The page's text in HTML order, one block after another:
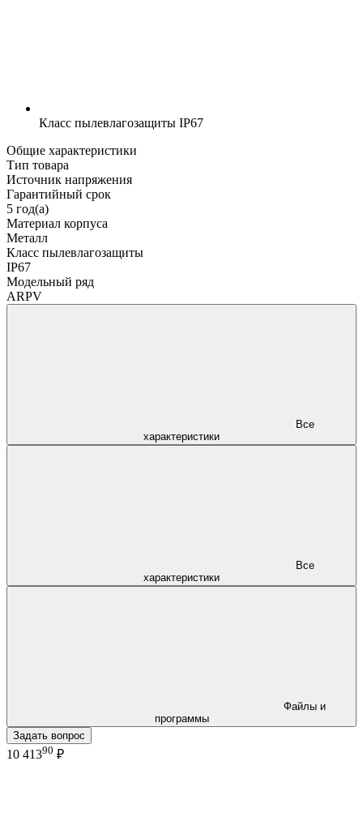
Класс пылевлагозащиты IP67
Общие характеристики
Тип товара
Источник напряжения
Гарантийный срок
5 год(а)
Материал корпуса
Металл
Класс пылевлагозащиты
IP67
Модельный ряд
ARPV
характеристики
характеристики
программы
Задать вопрос
10 41390 ₽